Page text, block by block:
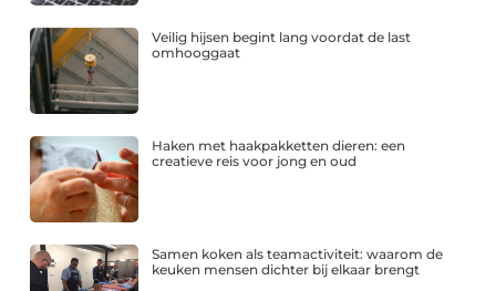
Veilig hijsen begint lang voordat de last
omhooggaat
Haken met haakpakketten dieren: een
creatieve reis voor jong en oud
Samen koken als teamactiviteit: waarom de
keuken mensen dichter bij elkaar brengt